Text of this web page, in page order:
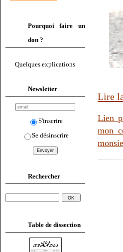
Pourquoi faire un
don ?
Quelques explications
Newsletter
S'inscrire
Se désinscrire
Rechercher
Table de dissection
Lire
Lien
mon